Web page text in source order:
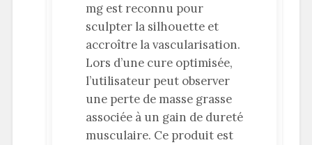
mg est reconnu pour
sculpter la silhouette et
accroître la vascularisation.
Lors d’une cure optimisée,
l’utilisateur peut observer
une perte de masse grasse
associée à un gain de dureté
musculaire. Ce produit est